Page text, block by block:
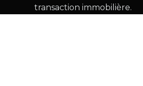
transaction immobilière.